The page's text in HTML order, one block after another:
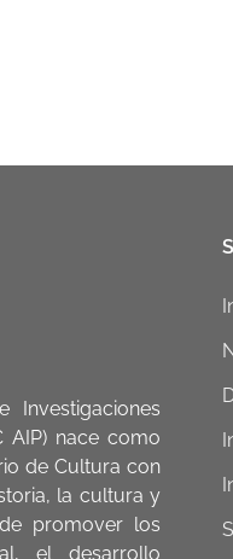
Investigaciones
AIP) nace como
de Cultura con
la cultura y
promover los
el desarrollo